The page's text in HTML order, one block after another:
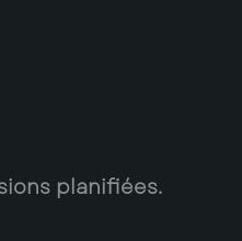
planifiées.